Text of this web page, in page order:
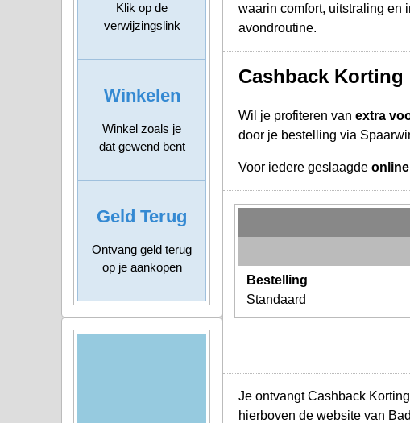
Klik op de
verwijzingslink
Winkelen
Winkel zoals je
dat gewend bent
Geld Terug
Ontvang geld terug
op je aankopen
waarin comfort, uitstraling en
avondroutine.
Cashback
Wil je profiteren van extra
door je bestelling via
Voor iedere geslaagde online
Bestelling
Standaard
Je ontvangt Cashback
hierboven de website van